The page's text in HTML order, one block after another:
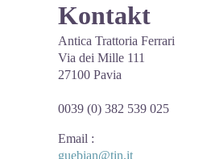
Kontakt
Antica Trattoria Ferrari
Via dei Mille 111
27100 Pavia
0039 (0) 382 539 025
Email :
guebian@tin.it